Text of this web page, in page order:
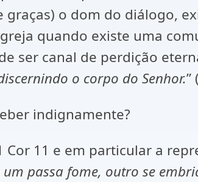
graças) o dom do diálogo,
quando existe uma
ser canal de perdição
o corpo do Senhor.”
indignamente?
11 e em particular a
passa fome, outro se